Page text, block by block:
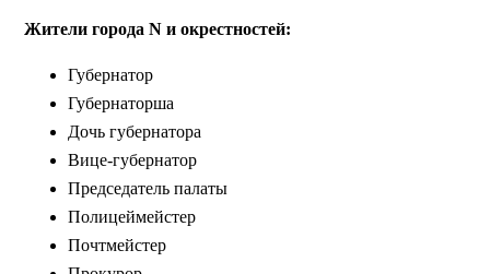
Жители города N и окрестностей:
Губернатор
Губернаторша
Дочь губернатора
Вице-губернатор
Председатель палаты
Полицеймейстер
Почтмейстер